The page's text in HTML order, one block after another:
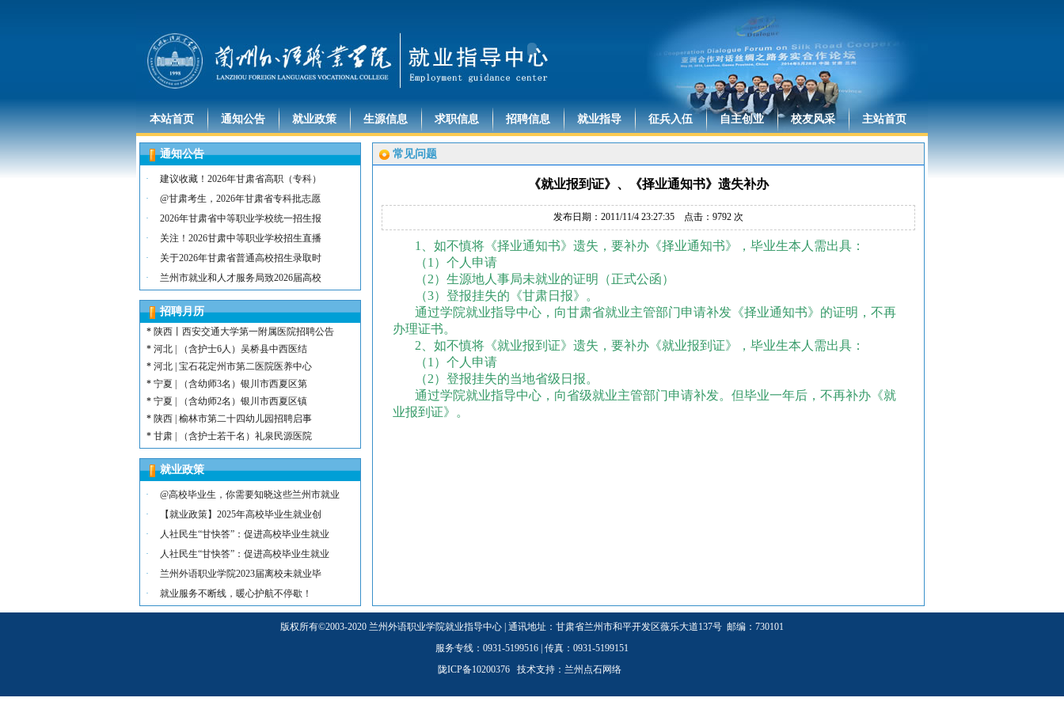
本站首页 通知公告 就业政策 生源信息 求职信息 招聘信息 就业指导 征兵入伍 自主创业 校友风采 主站首页
通知公告
·
建议收藏！2026年甘肃省高职（专科）
·
@甘肃考生，2026年甘肃省专科批志愿
·
2026年甘肃省中等职业学校统一招生报
·
关注！2026甘肃中等职业学校招生直播
·
关于2026年甘肃省普通高校招生录取时
·
兰州市就业和人才服务局致2026届高校
招聘月历
河北 | （含护士15名）唐山康诚医院
*
内蒙古 | （含护士3人）兴安长生肾病
*陕西 | （含护士5人）宝鸡蔡家坡普安
* 陕西丨西安交通大学第一附属医院招聘公告
* 河北 | （含护士6人）吴桥县中西医结
* 河北 | 宝石花定州市第二医院医养中心
* 宁夏 | （含幼师3名）银川市西夏区第
* 宁夏 | （含幼师2名）银川市西夏区镇
* 陕西 | 榆林市第二十四幼儿园招聘启事
* 甘肃 | （含护士若干名）礼泉民源医院
*河北 | （含护士15名）唐山康诚医院
内蒙古 | （含护士3人）兴安长生肾病
陕西丨西安交通大学第一附属医院招聘公告
河北 | （含护士6人）吴桥县中西医结
*
河北 | 宝石花定州市第二医院医养中心
*
宁夏 | （含幼师3名）银川市西夏区第
*宁夏 | （含幼师2名）银川市西夏区镇
陕西 | 榆林市第二十四幼儿园招聘启事
就业政策
·
@高校毕业生，你需要知晓这些兰州市就业
·
【就业政策】2025年高校毕业生就业创
·
人社民生“甘快答”：促进高校毕业生就业
·
人社民生“甘快答”：促进高校毕业生就业
·
兰州外语职业学院2023届离校未就业毕
·
就业服务不断线，暖心护航不停歇！
常见问题
《就业报到证》、《择业通知书》遗失补办
发布日期：2011/11/4 23:27:35 点击： 9792 次
1
、如不慎将《择业通知书》遗失，要补办《择业通知书》，毕业生本人需出具：
（1 ）个人申请
（2）生源地人事局未就业的证明（正式公函）
（3）登报挂失的《甘肃日报》。
通过学院就业指导中心，向甘肃省就业主管部门申请补发《择业通知书》的证明，不再
办理证书。
2 、如不慎将《就业报到证》遗失，要补办《就业报到证》，毕业生本人需出具：
（1 ）个人申请
（2）登报挂失的当地省级日报。
通过学院就业指导中心，向省级就业主管部门申请补发。 但毕业一年后，不再补办《就
业报到证》。
版权所有©2003-2020 兰州外语职业学院就业指导中心 | 通讯地址：甘肃省兰州市和平开发区薇乐大道137号 邮编：730101
服务专线：0931-5199516 | 传真：0931-5199151
陇ICP备10200376 技术支持： 兰州点石网络